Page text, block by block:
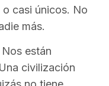
casi únicos. No
más.
Nos están
civilización